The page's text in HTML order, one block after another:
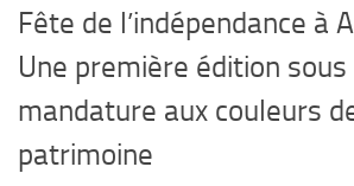
Fête de l’indépendance à
Une première édition
mandature aux couleurs
patrimoine